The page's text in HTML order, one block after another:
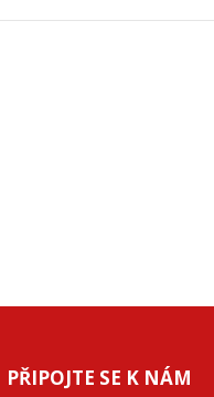
PŘIPOJTE SE K NÁM